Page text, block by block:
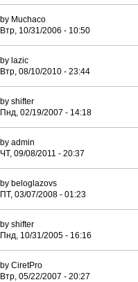
by Muchaco
Втр, 10/31/2006 - 10:50
by lazic
Втр, 08/10/2010 - 23:44
by shifter
Пнд, 02/19/2007 - 14:18
by admin
ЧТ, 09/08/2011 - 20:37
by beloglazovs
ПТ, 03/07/2008 - 01:23
by shifter
Пнд, 10/31/2005 - 16:16
by CiretPro
Втр, 05/22/2007 - 20:27